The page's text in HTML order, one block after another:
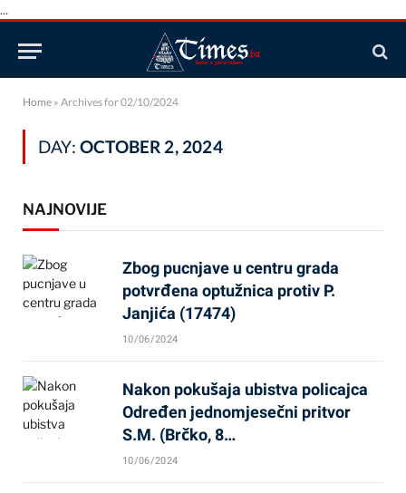
...
Home » Archives for 02/10/2024
DAY: OCTOBER 2, 2024
NAJNOVIJE
Zbog pucnjave u centru grada
potvrđena optužnica protiv P.
Janjića (17474)
10/06/2024
Nakon pokušaja ubistva policajca
Određen jednomjesečni pritvor
S.M. (Brčko, 8…
10/06/2024